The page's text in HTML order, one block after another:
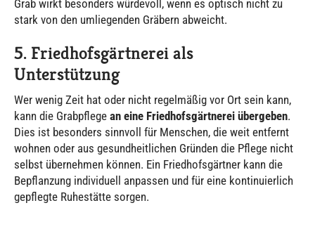
Grab wirkt besonders würdevoll, wenn es optisch nicht zu
stark von den umliegenden Gräbern abweicht.
5. Friedhofsgärtnerei als
Unterstützung
Wer wenig Zeit hat oder nicht regelmäßig vor Ort sein kann,
kann die Grabpflege an eine Friedhofsgärtnerei übergeben.
Dies ist besonders sinnvoll für Menschen, die weit entfernt
wohnen oder aus gesundheitlichen Gründen die Pflege nicht
selbst übernehmen können. Ein Friedhofsgärtner kann die
Bepflanzung individuell anpassen und für eine kontinuierlich
gepflegte Ruhestätte sorgen.